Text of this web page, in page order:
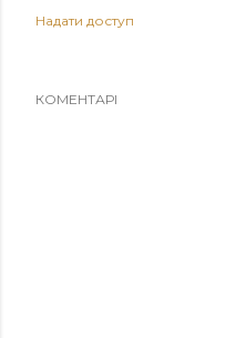
Надати доступ
КОМЕНТАРІ